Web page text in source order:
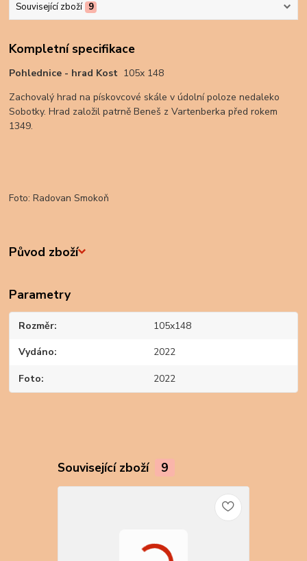
Související zboží 9
Kompletní specifikace
Pohlednice - hrad Kost 105x 148
Zachovalý hrad na pískovcové skále v údolní poloze nedaleko
Sobotky. Hrad založil patrně Beneš z Vartenberka před rokem
1349.
Foto: Radovan Smokoň
Původ zboží
Parametry
Rozměr 105x148
Vydáno 2022
Foto 2022
Související zboží 9